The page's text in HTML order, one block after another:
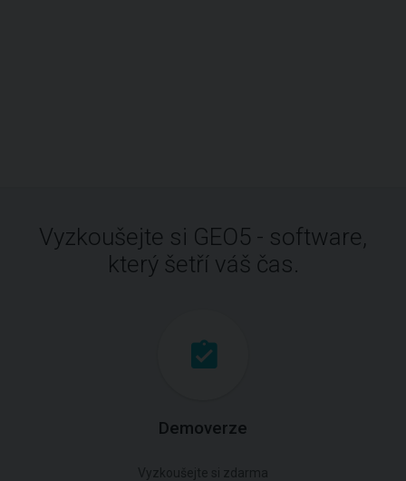
Vyzkoušejte si GEO5 - software,
který šetří váš čas.
Demoverze